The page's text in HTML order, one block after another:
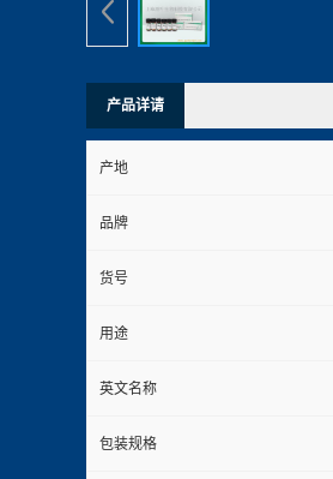
产品详请
产地
品牌
货号
用途
英文名称
包装规格